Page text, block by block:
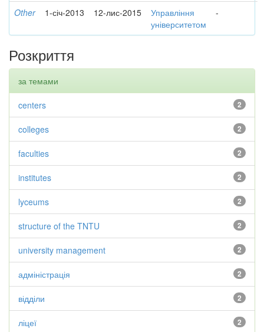
Other 1-січ-2013 12-лис-2015
Управління
університетом
-
Розкриття
за темами
2
centers
2
colleges
2
faculties
2
institutes
2
lyceums
2
structure of the TNTU
2
university management
2
адміністрація
2
відділи
2
ліцеї